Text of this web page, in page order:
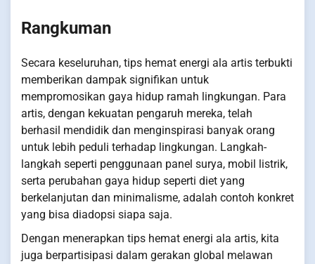
Rangkuman
Secara keseluruhan, tips hemat energi ala artis terbukti
memberikan dampak signifikan untuk
mempromosikan gaya hidup ramah lingkungan. Para
artis, dengan kekuatan pengaruh mereka, telah
berhasil mendidik dan menginspirasi banyak orang
untuk lebih peduli terhadap lingkungan. Langkah-
langkah seperti penggunaan panel surya, mobil listrik,
serta perubahan gaya hidup seperti diet yang
berkelanjutan dan minimalisme, adalah contoh konkret
yang bisa diadopsi siapa saja.
Dengan menerapkan tips hemat energi ala artis, kita
juga berpartisipasi dalam gerakan global melawan